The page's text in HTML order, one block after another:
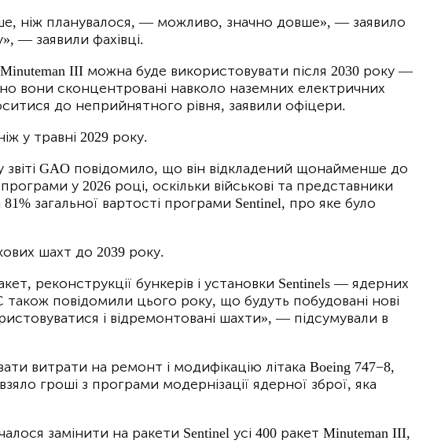
ніж планувалося, — можливо, значно довше», — заявило
— заявили фахівці.
III можна буде використовувати після 2030 року —
вони сконцентровані навколо наземних електричних
до неприйнятного рівня, заявили офіцери.
у травні 2029 року.
GAO повідомило, що він відкладений щонайменше до
у 2026 році, оскільки військові та представники
загальної вартості програми Sentinel, про яке було
шахт до 2039 року.
реконструкції бункерів і установки Sentinels — ядерних
повідомили цього року, що будуть побудовані нові
і відремонтовані шахти», — підсумували в
витрати на ремонт і модифікацію літака Boeing 747−8,
гроші з програми модернізації ядерної зброї, яка
замінити на ракети Sentinel усі 400 ракет Minuteman III,